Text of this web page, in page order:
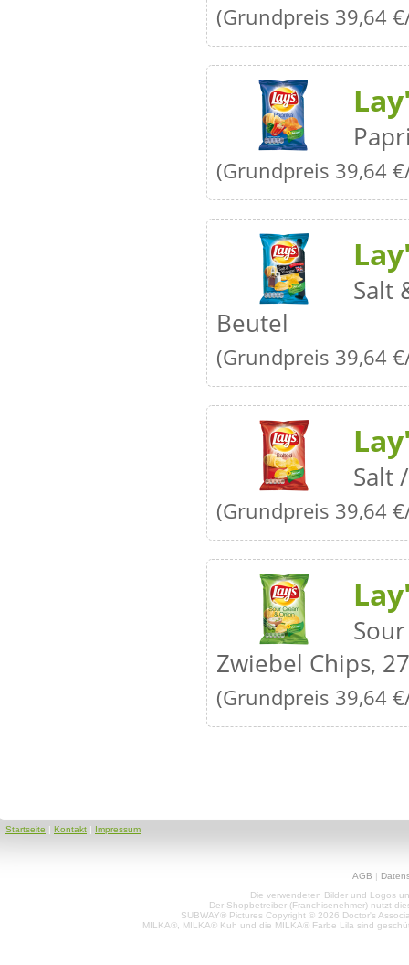
(Grundpreis 39,64
(Grundpreis 39,64
Salt
Beutel
(Grundpreis 39,64
Salt
(Grundpreis 39,64
Zwiebel Chips,
(Grundpreis 39,64
Startseite | Kontakt | Impressum
AGB |
Die verwendeten Bilder und Logos
Der Shopbetreiber (Franchisenehmer) nutzt
SUBWAY® Pictures Copyright © 2026 Doctor's
MILKA®, MILKA® Kuh und die MILKA® Farbe Lila sind